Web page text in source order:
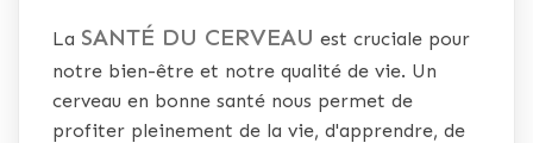
La SANTÉ DU CERVEAU est cruciale pour
notre bien-être et notre qualité de vie. Un
cerveau en bonne santé nous permet de
profiter pleinement de la vie, d'apprendre, de